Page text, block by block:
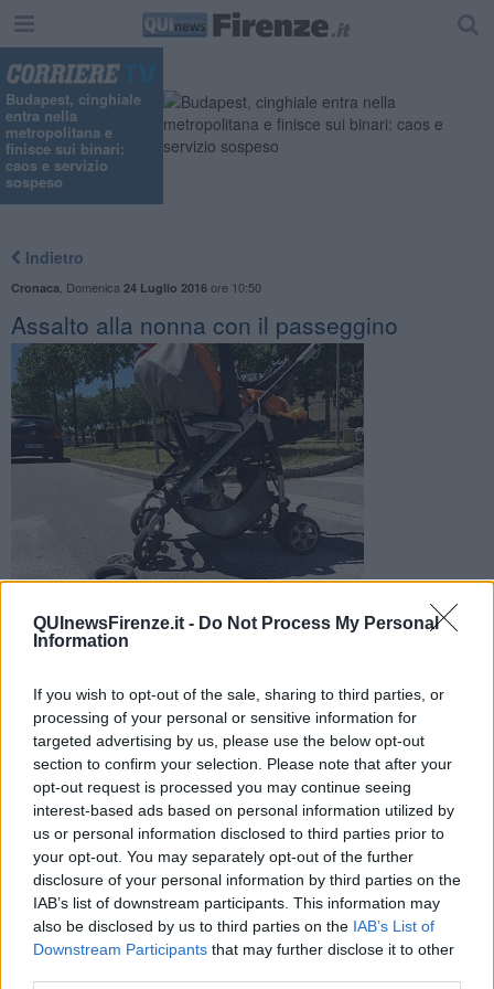
QUInewsFirenze.it - Do Not Process My Personal
Information
If you wish to opt-out of the sale, sharing to third parties, or
processing of your personal or sensitive information for
targeted advertising by us, please use the below opt-out
section to confirm your selection. Please note that after your
opt-out request is processed you may continue seeing
interest-based ads based on personal information utilized by
us or personal information disclosed to third parties prior to
your opt-out. You may separately opt-out of the further
disclosure of your personal information by third parties on the
IAB’s list of downstream participants. This information may
also be disclosed by us to third parties on the IAB’s List of
Downstream Participants that may further disclose it to other
Budapest, cinghiale
entra nella
metropolitana e
finisce sui binari:
caos e servizio
sospeso
Indietro
Cronaca Domenica 24 Luglio 2016ore 10:50
Assalto alla nonna con il passeggino
Una donna di 55 anni che stava spingendo il passeggino con
il nipotino è stata aggredita da due individui: "Prendi il
CAMPI BISENZIO —Momenti di terrore a Sant'Angelo in Lecore,
foese per un tentativo di scippo particolarmente violento e crudele.
Come riportato sul quotidianoLa Nazione, una donna di 55 anni
che stava camminando per strada spingendo davanti a sè un
passeggino con il nipote di 14 mesi, è stata abbordata, strattonata
e allontanata dal piccolo da due malviventi.